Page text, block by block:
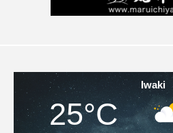
Iwaki
25°C